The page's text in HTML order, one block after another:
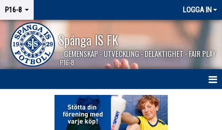
P16-8 LOGGA IN
Spånga IS FK
- GEMENSKAP - UTVECKLING - DELAKTIGHET - FAIR PLAY
P16-8